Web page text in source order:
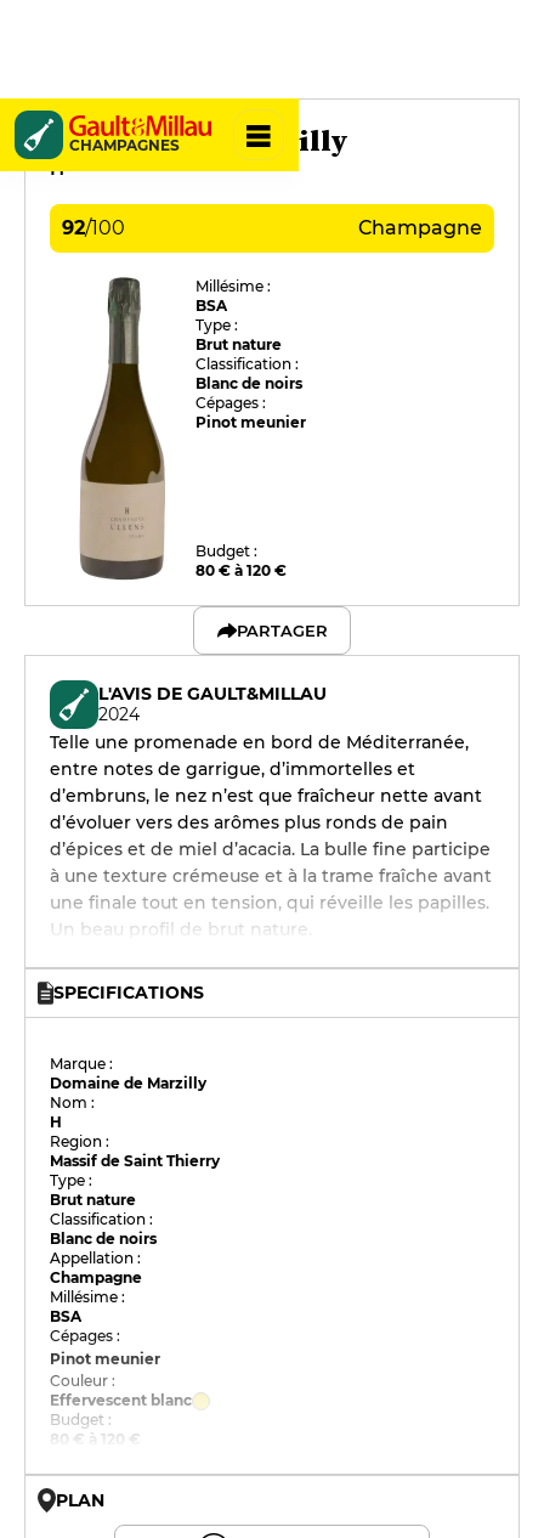
CHAMPAGNES
Domaine de Marzilly
H
92/100 Champagne
Millésime :
BSA
Type :
Brut nature
Classification :
Blanc de noirs
Cépages :
Pinot meunier
Budget :
80 € à 120 €
PARTAGER
L'AVIS DE GAULT&MILLAU
2024
Telle une promenade en bord de Méditerranée,
entre notes de garrigue, d’immortelles et
d’embruns, le nez n’est que fraîcheur nette avant
d’évoluer vers des arômes plus ronds de pain
d’épices et de miel d’acacia. La bulle fine participe
à une texture crémeuse et à la trame fraîche avant
une finale tout en tension, qui réveille les papilles.
Un beau profil de brut nature.
SPECIFICATIONS
Marque :
Domaine de Marzilly
Nom :
H
Region :
Massif de Saint Thierry
Type :
Brut nature
Classification :
Blanc de noirs
Appellation :
Champagne
Millésime :
BSA
Cépages :
Pinot meunier
Couleur :
Effervescent blanc
Budget :
80 € à 120 €
PLAN